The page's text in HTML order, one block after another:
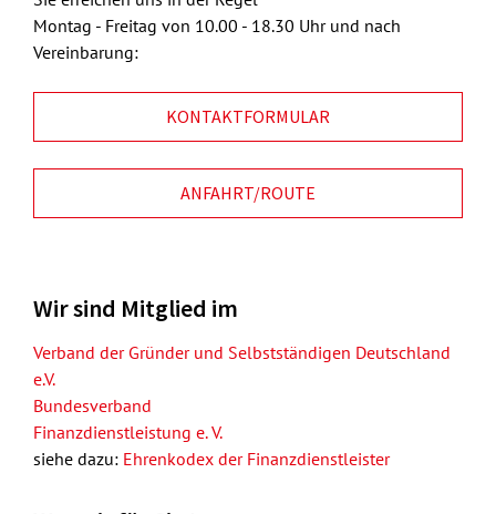
Montag - Freitag von 10.00 - 18.30 Uhr und nach
Vereinbarung:
KONTAKTFORMULAR
ANFAHRT/ROUTE
Wir sind Mitglied im
Verband der Gründer und Selbstständigen Deutschland
e.V.
Bundesverband
Finanzdienstleistung e. V.
siehe dazu: Ehrenkodex der Finanzdienstleister